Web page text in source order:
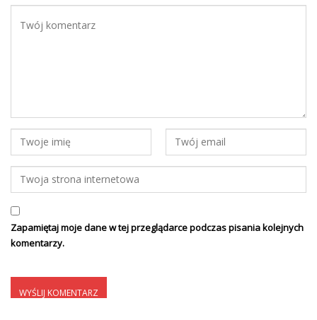
Zapamiętaj moje dane w tej przeglądarce podczas pisania kolejnych
komentarzy.